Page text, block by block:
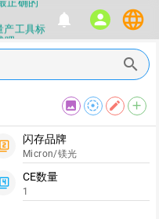
产工具标
吧
，DIY
具都不
导，欢
正确的
产工具标
notifications person language
search
image filter_tilt_shift edit add
闪存品牌
Micron/镁光
CE数量
1